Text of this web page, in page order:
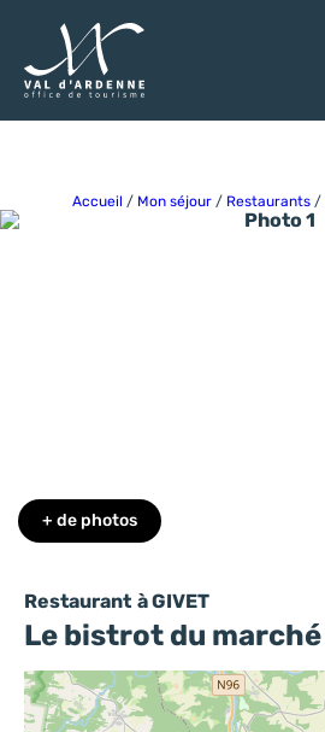
Accueil / Mon séjour/ Restaurants/
Restaurant à GIVET
Le bistrot du marché
Photo 1
+ de photos